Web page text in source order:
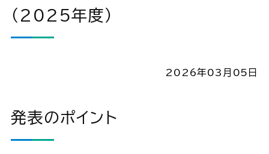
（2025年度）
2026年03月05日
発表のポイント